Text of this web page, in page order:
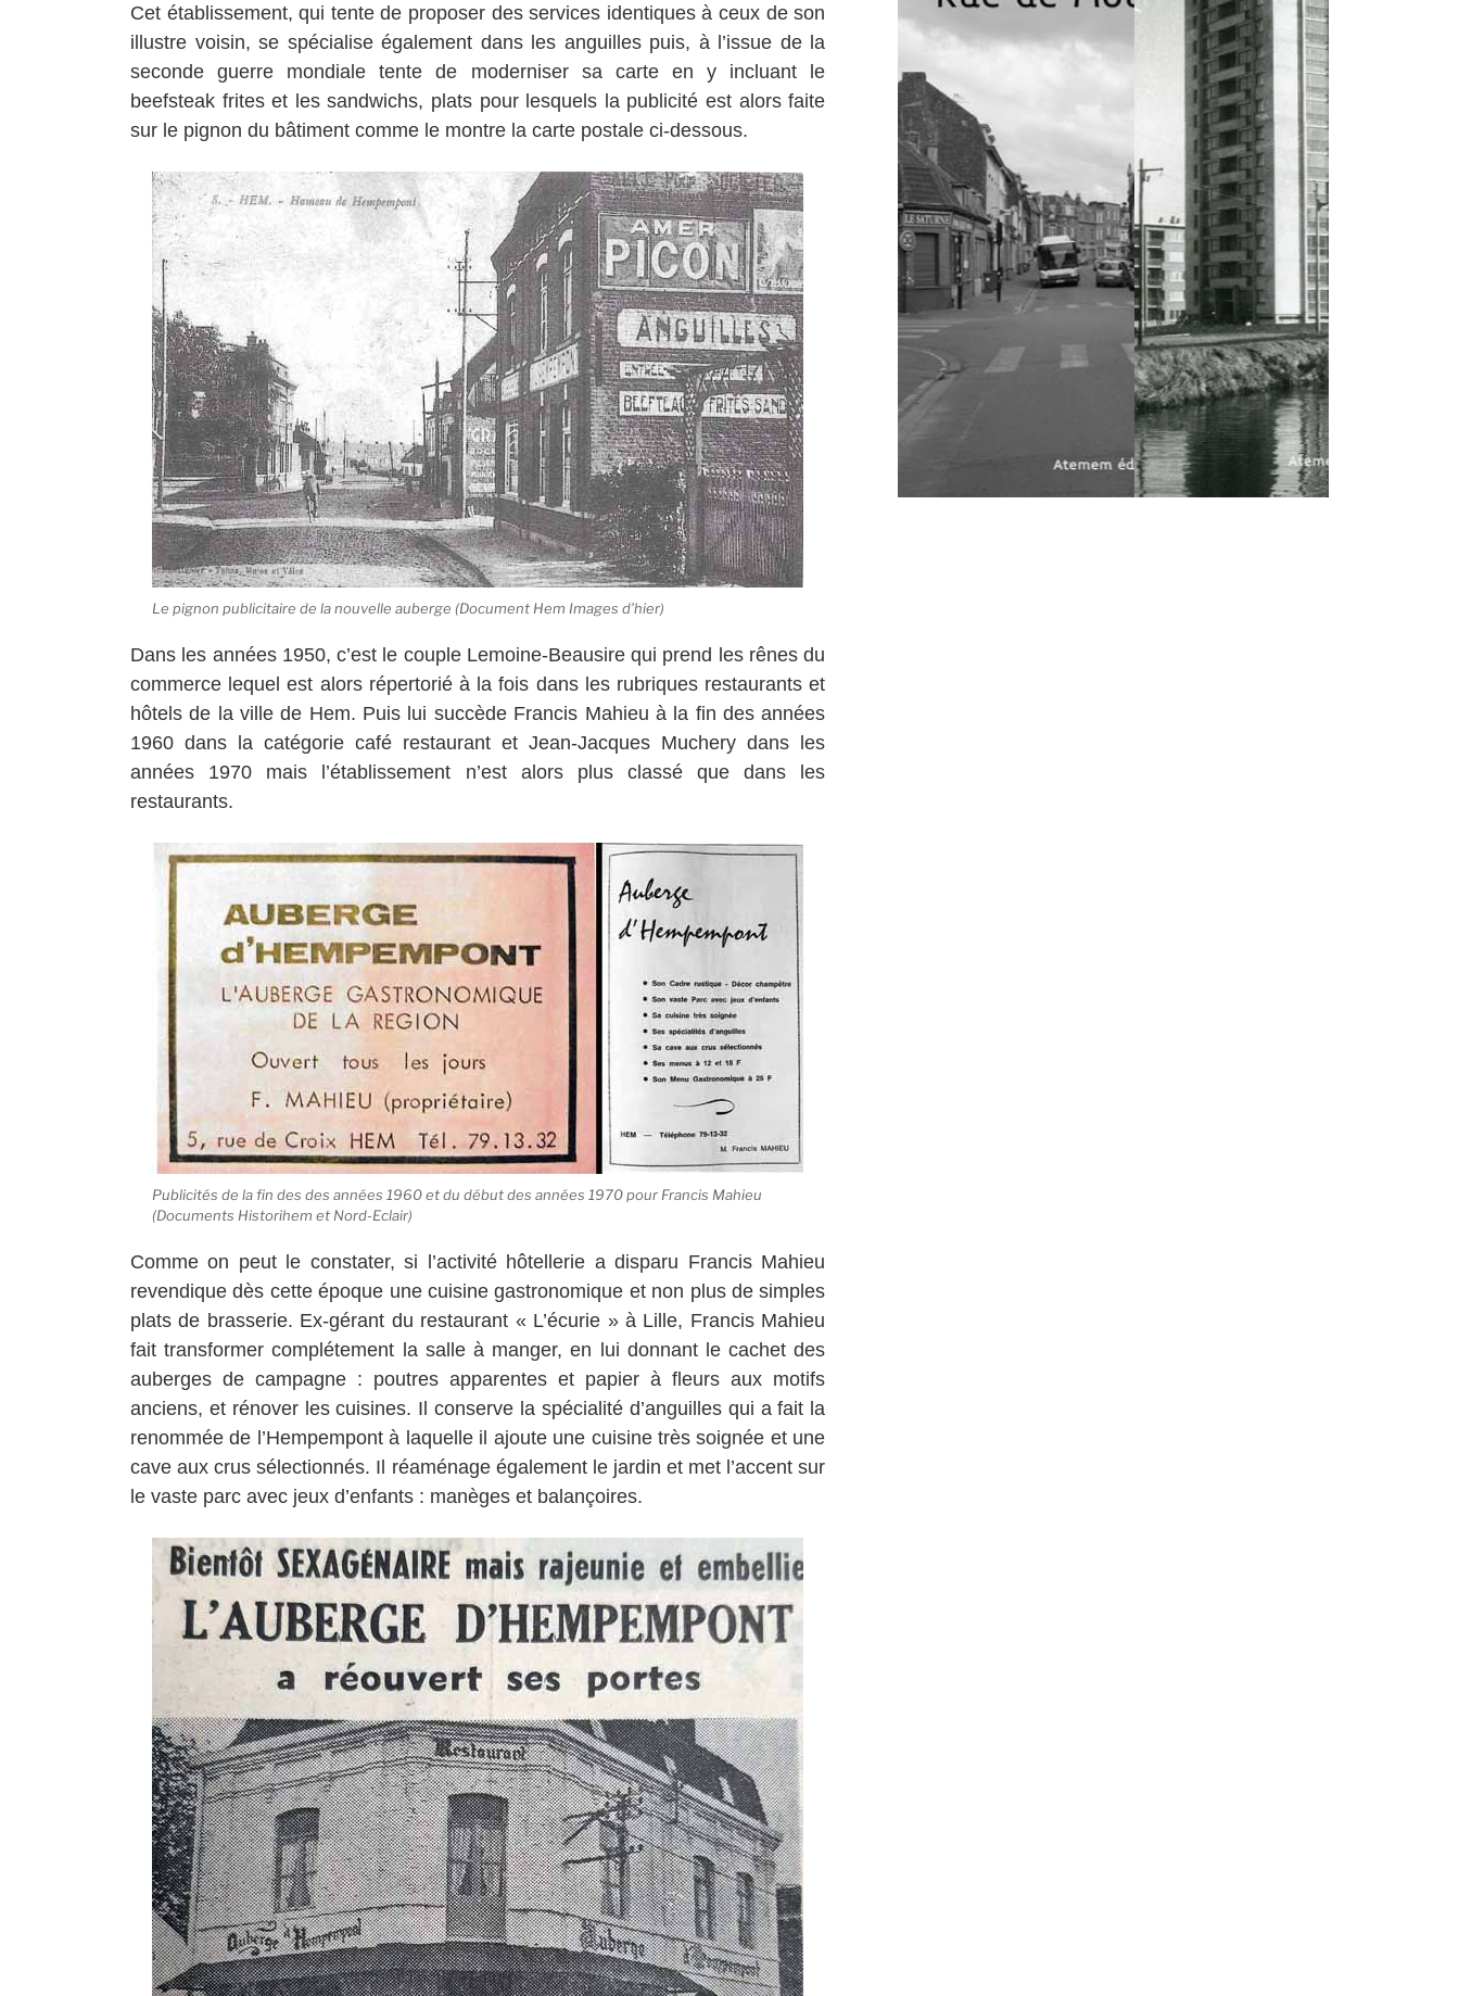
Cet établissement, qui tente de proposer des services identiques à ceux de son
illustre voisin, se spécialise également dans les anguilles puis, à l’issue de la
seconde guerre mondiale tente de moderniser sa carte en y incluant le
beefsteak frites et les sandwichs, plats pour lesquels la publicité est alors faite
sur le pignon du bâtiment comme le montre la carte postale ci-dessous.
Le pignon publicitaire de la nouvelle auberge (Document Hem Images d’hier)
Dans les années 1950, c’est le couple Lemoine-Beausire qui prend les rênes du
commerce lequel est alors répertorié à la fois dans les rubriques restaurants et
hôtels de la ville de Hem. Puis lui succède Francis Mahieu à la fin des années
1960 dans la catégorie café restaurant et Jean-Jacques Muchery dans les
années 1970 mais l’établissement n’est alors plus classé que dans les
restaurants.
Publicités de la fin des des années 1960 et du début des années 1970 pour Francis Mahieu
(Documents Historihem et Nord-Eclair)
Comme on peut le constater, si l’activité hôtellerie a disparu Francis Mahieu
revendique dès cette époque une cuisine gastronomique et non plus de simples
plats de brasserie. Ex-gérant du restaurant « L’écurie » à Lille, Francis Mahieu
fait transformer complétement la salle à manger, en lui donnant le cachet des
auberges de campagne : poutres apparentes et papier à fleurs aux motifs
anciens, et rénover les cuisines. Il conserve la spécialité d’anguilles qui a fait la
renommée de l’Hempempont à laquelle il ajoute une cuisine très soignée et une
cave aux crus sélectionnés. Il réaménage également le jardin et met l’accent sur
le vaste parc avec jeux d’enfants : manèges et balançoires.